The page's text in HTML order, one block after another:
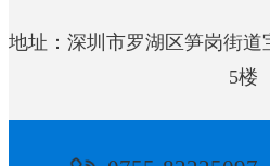
地址：深圳市罗湖区笋岗街道
5楼